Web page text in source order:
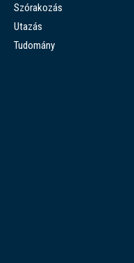
Szórakozás
Utazás
Tudomány